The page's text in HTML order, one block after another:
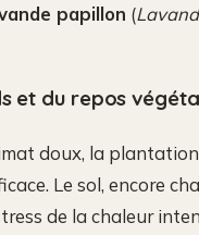
papillon (
et du repos
doux, la
Le sol, encore
de la chaleur